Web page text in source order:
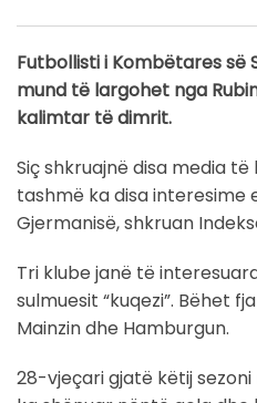
Futbollisti i Kombëtares së
mund të largohet nga
kalimtar të dimrit.
Siç shkruajnë disa media
tashmë ka disa interesime
Gjermanisë, shkruan
Tri klube janë të
sulmuesit “kuqezi”. Bëhet
Mainzin dhe Hamburgun.
28-vjeçari gjatë këtij sezoni